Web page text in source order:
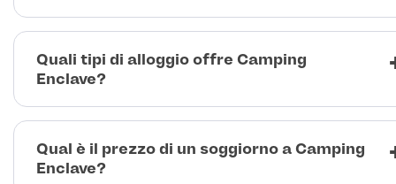
Quali tipi di alloggio offre Camping
Enclave?
Qual è il prezzo di un soggiorno a Camping
Enclave?